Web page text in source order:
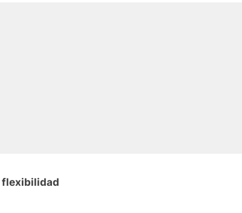
flexibilidad